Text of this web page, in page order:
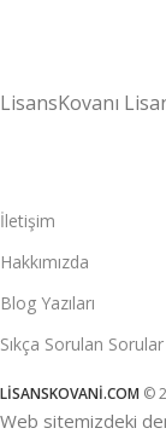
LisansKovanı
İletişim
Hakkımızda
Blog Yazıları
Sıkça Sorulan Sorular
LİSANSKOVANİ.COM ©
Web sitemizdeki